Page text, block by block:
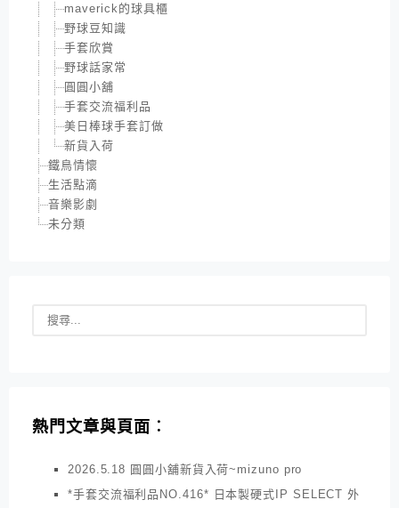
maverick的球具櫃
野球豆知識
手套欣賞
野球話家常
圓圓小舖
手套交流福利品
美日棒球手套訂做
新貨入荷
鐵鳥情懷
生活點滴
音樂影劇
未分類
熱門文章與頁面︰
2026.5.18 圓圓小舖新貨入荷~mizuno pro
*手套交流福利品NO.416* 日本製硬式IP SELECT 外